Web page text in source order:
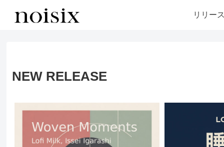
リリー
NEW RELEASE